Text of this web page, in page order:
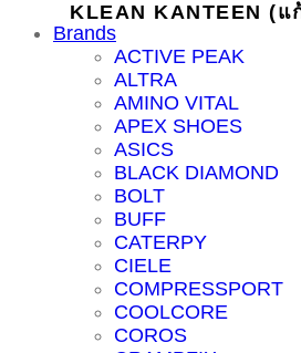
KLEAN KANTEEN (แ
Brands
ACTIVE PEAK
ALTRA
AMINO VITAL
APEX SHOES
ASICS
BLACK DIAMOND
BOLT
BUFF
CATERPY
CIELE
COMPRESSPORT
COOLCORE
COROS